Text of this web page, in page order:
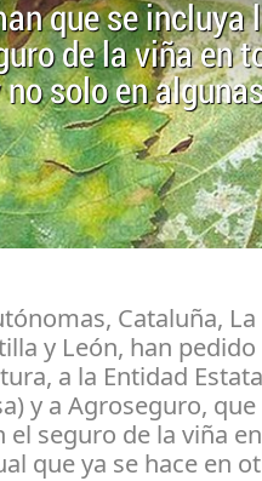
que se incluya
de la viña en
solo en
Cataluña, La
y León, han pedido
a la Entidad
y a Agroseguro,
seguro de la viña
que ya se hace en